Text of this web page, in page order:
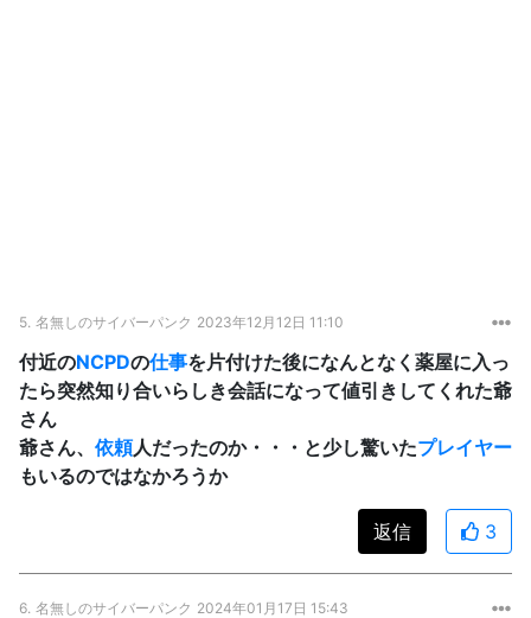
5. 名無しのサイバーパンク 2023年12月12日 11:10
付近のNCPDの仕事を片付けた後になんとなく薬屋に入っ
たら突然知り合いらしき会話になって値引きしてくれた爺
さん
爺さん、 依頼人だったのか・・・と少し驚いたプレイヤー
もいるのではなかろうか
返信 3
6. 名無しのサイバーパンク 2024年01月17日 15:43